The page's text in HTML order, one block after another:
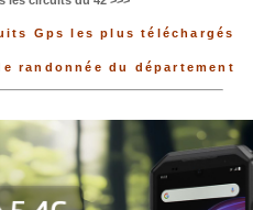
Gps les plus téléchargés
randonnée du département